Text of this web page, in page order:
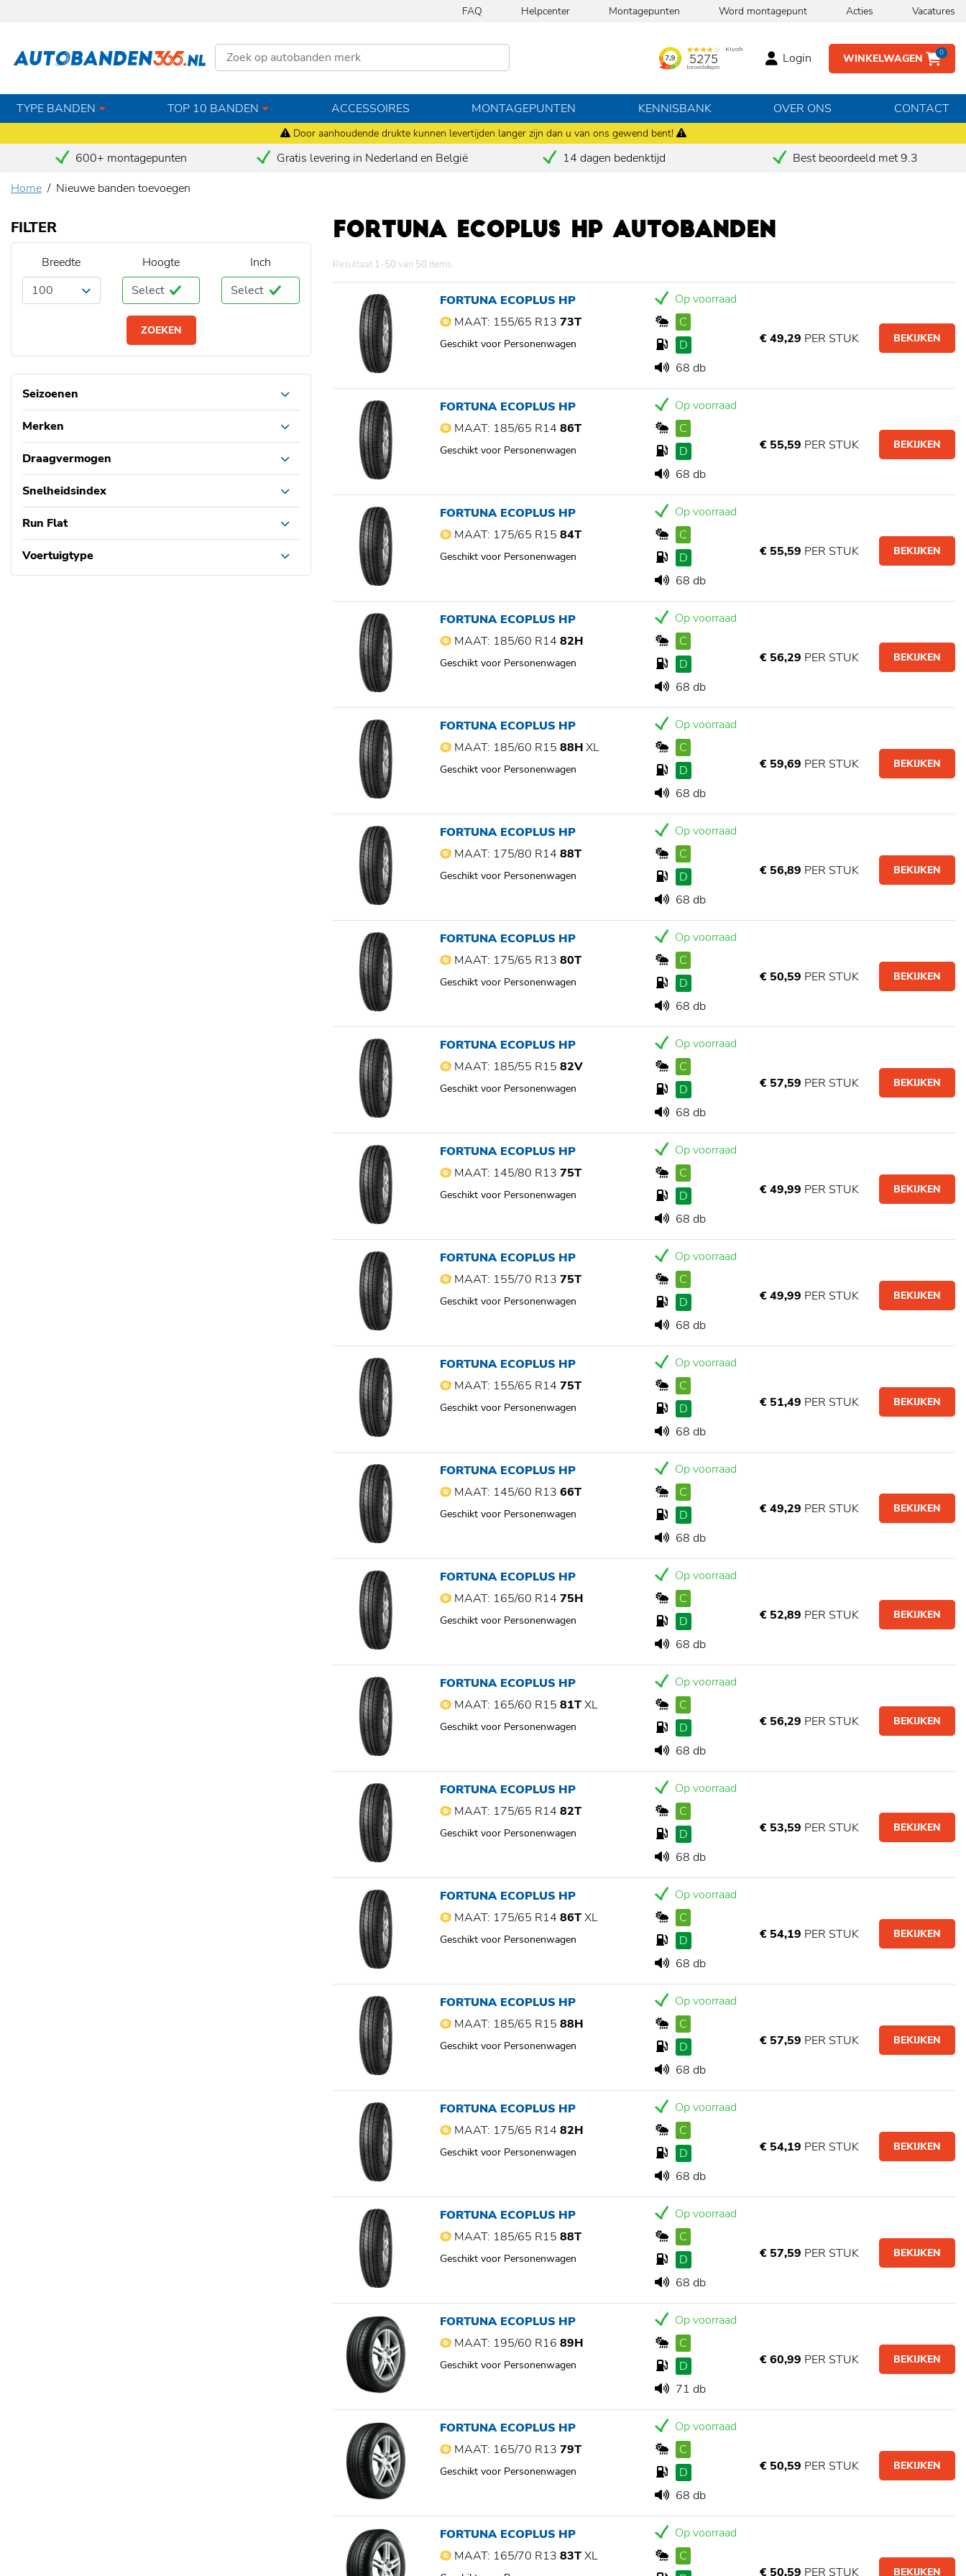
Door aanhoudende drukte kunnen levertijden langer zijn dan u van ons gewend bent!
FAQ Helpcenter Montagepunten Word montagepunt Acties Vacatures
WINKELWAGEN 0
Login
TYPE BANDEN TOP 10 BANDEN ACCESSOIRES MONTAGEPUNTEN KENNISBANK OVER ONS CONTACT
600+ montagepunten Gratis levering in Nederland en België 14 dagen bedenktijd
Best beoordeeld met 9.3
Home
Nieuwe banden toevoegen
FILTER
Breedte Hoogte Inch
ZOEKEN
Seizoenen
Merken
Draagvermogen
Snelheidsindex
Run Flat
Voertuigtype
FORTUNA ECOPLUS HP AUTOBANDEN
Resultaat 1-50 van 50 items.
FORTUNA ECOPLUS HP
MAAT: 155/65 R1373T
Geschikt voor Personenwagen
Op voorraad
C
D
68 db
€ 49,29 PER STUK BEKIJKEN
FORTUNA ECOPLUS HP
MAAT: 185/65 R1486T
Geschikt voor Personenwagen
Op voorraad
C
D
68 db
€ 55,59 PER STUK BEKIJKEN
FORTUNA ECOPLUS HP
MAAT: 175/65 R1584T
Geschikt voor Personenwagen
Op voorraad
C
D
68 db
€ 55,59 PER STUK BEKIJKEN
FORTUNA ECOPLUS HP
MAAT: 185/60 R1482H
Geschikt voor Personenwagen
Op voorraad
C
D
68 db
€ 56,29 PER STUK BEKIJKEN
FORTUNA ECOPLUS HP
MAAT: 185/60 R1588HXL
Geschikt voor Personenwagen
Op voorraad
C
D
68 db
€ 59,69 PER STUK BEKIJKEN
FORTUNA ECOPLUS HP
MAAT: 175/80 R1488T
Geschikt voor Personenwagen
Op voorraad
C
D
68 db
€ 56,89 PER STUK BEKIJKEN
FORTUNA ECOPLUS HP
MAAT: 175/65 R1380T
Geschikt voor Personenwagen
Op voorraad
C
D
68 db
€ 50,59 PER STUK BEKIJKEN
FORTUNA ECOPLUS HP
MAAT: 185/55 R1582V
Geschikt voor Personenwagen
Op voorraad
C
D
68 db
€ 57,59 PER STUK BEKIJKEN
FORTUNA ECOPLUS HP
MAAT: 145/80 R1375T
Geschikt voor Personenwagen
Op voorraad
C
D
68 db
€ 49,99 PER STUK BEKIJKEN
FORTUNA ECOPLUS HP
MAAT: 155/70 R1375T
Geschikt voor Personenwagen
Op voorraad
C
D
68 db
€ 49,99 PER STUK BEKIJKEN
FORTUNA ECOPLUS HP
MAAT: 155/65 R1475T
Geschikt voor Personenwagen
Op voorraad
C
D
68 db
€ 51,49 PER STUK BEKIJKEN
FORTUNA ECOPLUS HP
MAAT: 145/60 R1366T
Geschikt voor Personenwagen
Op voorraad
C
D
68 db
€ 49,29 PER STUK BEKIJKEN
FORTUNA ECOPLUS HP
MAAT: 165/60 R1475H
Geschikt voor Personenwagen
Op voorraad
C
D
68 db
€ 52,89 PER STUK BEKIJKEN
FORTUNA ECOPLUS HP
MAAT: 165/60 R1581TXL
Geschikt voor Personenwagen
Op voorraad
C
D
68 db
€ 56,29 PER STUK BEKIJKEN
FORTUNA ECOPLUS HP
MAAT: 175/65 R1482T
Geschikt voor Personenwagen
Op voorraad
C
D
68 db
€ 53,59 PER STUK BEKIJKEN
FORTUNA ECOPLUS HP
MAAT: 175/65 R1486TXL
Geschikt voor Personenwagen
Op voorraad
C
D
68 db
€ 54,19 PER STUK BEKIJKEN
FORTUNA ECOPLUS HP
MAAT: 185/65 R1588H
Geschikt voor Personenwagen
Op voorraad
C
D
68 db
€ 57,59 PER STUK BEKIJKEN
FORTUNA ECOPLUS HP
MAAT: 175/65 R1482H
Geschikt voor Personenwagen
Op voorraad
C
D
68 db
€ 54,19 PER STUK BEKIJKEN
FORTUNA ECOPLUS HP
MAAT: 185/65 R1588T
Geschikt voor Personenwagen
Op voorraad
C
D
68 db
€ 57,59 PER STUK BEKIJKEN
FORTUNA ECOPLUS HP
MAAT: 195/60 R1689H
Geschikt voor Personenwagen
Op voorraad
C
D
71 db
€ 60,99 PER STUK BEKIJKEN
FORTUNA ECOPLUS HP
MAAT: 165/70 R1379T
Geschikt voor Personenwagen
Op voorraad
C
D
68 db
€ 50,59 PER STUK BEKIJKEN
FORTUNA ECOPLUS HP
MAAT: 165/70 R1383TXL
Op voorraad
C
€ 50,59 PER STUK BEKIJKEN